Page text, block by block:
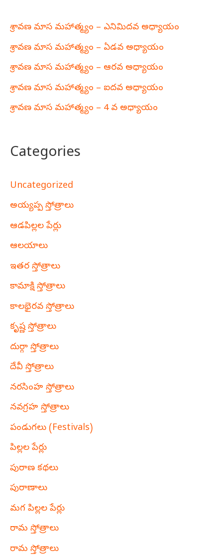
శ్రావణ మాస మహాత్మ్యం – ఎనిమిదవ అధ్యాయం
శ్రావణ మాస మహాత్మ్యం – ఏడవ అధ్యాయం
శ్రావణ మాస మహాత్మ్యం – ఆరవ అధ్యాయం
శ్రావణ మాస మహాత్మ్యం – ఐదవ అధ్యాయం
శ్రావణ మాస మహాత్మ్యం – 4 వ అధ్యాయం
Categories
Uncategorized
అయ్యప్ప స్తోత్రాలు
ఆడపిల్లల పేర్లు
ఆలయాలు
ఇతర స్తోత్రాలు
కామాక్షి స్తోత్రాలు
కాలభైరవ స్తోత్రాలు
కృష్ణ స్తోత్రాలు
దుర్గా స్తోత్రాలు
దేవీ స్తోత్రాలు
నరసింహ స్తోత్రాలు
నవగ్రహ స్తోత్రాలు
పండుగలు (Festivals)
పిల్లల పేర్లు
పురాణ కథలు
పురాణాలు
మగ పిల్లల పేర్లు
రామ స్తోత్రాలు
రామ స్తోత్రాలు